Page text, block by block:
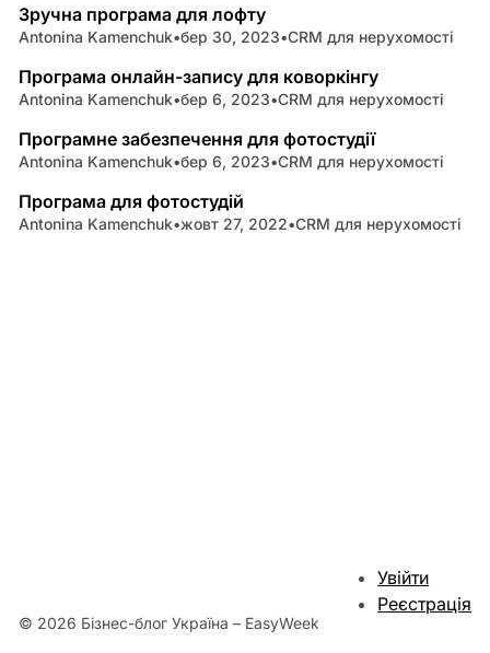
Зручна програма для лофту
Antonina Kamenchuk•бер 30, 2023•CRM для нерухомості
2 min read
Програма онлайн-запису для коворкінгу
Antonina Kamenchuk•бер 6, 2023•CRM для нерухомості
4 min read
Програмне забезпечення для фотостудії
Antonina Kamenchuk•бер 6, 2023•CRM для нерухомості
3 min read
Програма для фотостудій
Antonina Kamenchuk•жовт 27, 2022•CRM для нерухомості
© 2026 Бізнес-блог Україна – EasyWeek
Увійти
Реєстрація